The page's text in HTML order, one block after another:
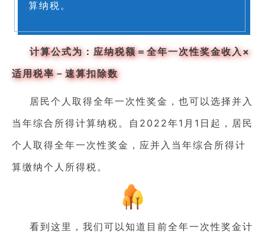
算纳税。
计算公式为： 应纳税额＝全年一次性奖金收入×
适用税率－速算扣除数
居民个人取得全年一次性奖金，也可以选择并入
当年综合所得计算纳税。自2022年1月1日起，居民
个人取得全年一次性奖金，应并入当年综合所得计
算缴纳个人所得税。
看到这里，我们可以知道目前全年一次性奖金计